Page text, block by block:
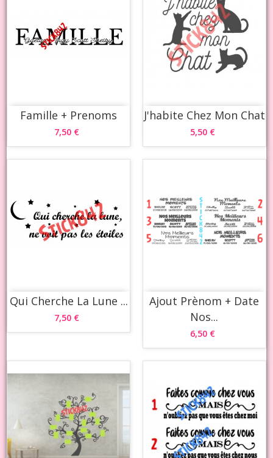
Famille + Prenoms
7,50 €
J'habite Chez Mon Chat
5,50 €
Qui Cherche La Lune ...
7,50 €
Ajout Prènom + Date
Nos...
6,50 €